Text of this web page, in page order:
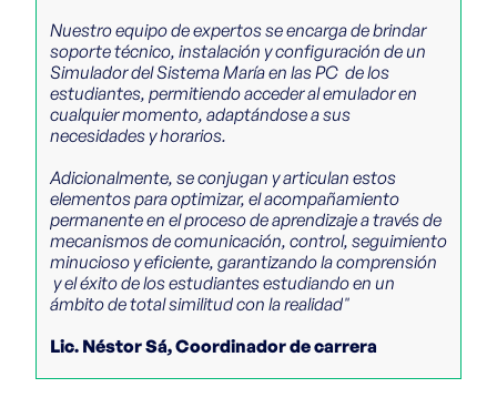
Nuestro equipo de expertos se encarga de brindar
soporte técnico, instalación y configuración de un
Simulador del Sistema María en las PC de los
estudiantes, permitiendo acceder al emulador en
cualquier momento, adaptándose a sus
necesidades y horarios.
Adicionalmente, se conjugan y articulan estos
elementos para optimizar, el acompañamiento
permanente en el proceso de aprendizaje a través de
mecanismos de comunicación, control, seguimiento
minucioso y eficiente, garantizando la comprensión
y el éxito de los estudiantes estudiando en un
ámbito de total similitud con la realidad"
Lic. Néstor Sá, Coordinador de carrera